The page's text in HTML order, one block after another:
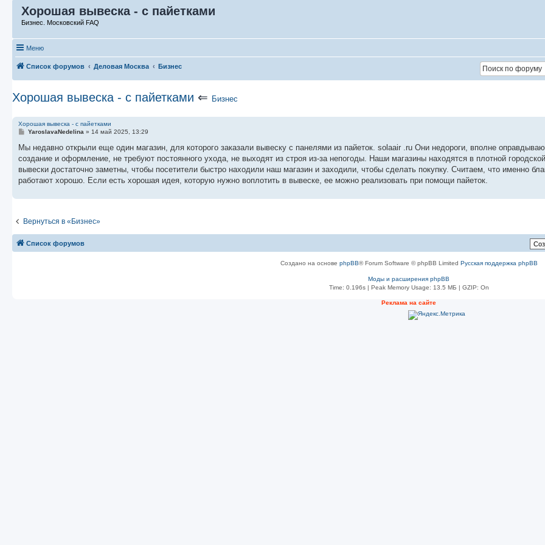
Хорошая вывеска - с пайетками
Бизнес. Московский FAQ
Меню
Список форумов Деловая Москва Бизнес
Хорошая вывеска - с пайетками ⇐ Бизнес
Хорошая вывеска - с пайетками
С
о
щ
е
и
YaroslavaNedelina » 14 май 2025, 13:29
Мы недавно открыли еще один магазин, для которого заказали вывеску с панелями из пайеток. solaair .ru Они недороги, вполне
создание и оформление, не требуют постоянного ухода, не выходят из строя из-за непогоды. Наши магазины находятся в плотной
вывески достаточно заметны, чтобы посетители быстро находили наш магазин и заходили, чтобы сделать покупку. Считаем, что именно
работают хорошо. Если есть хорошая идея, которую нужно воплотить в вывеске, ее можно реализовать при помощи пайеток.
Вернуться в «Бизнес»
Список форумов
Создано на основе phpBB® Forum Software © phpBB Limited Русская поддержка phpBB
Моды и расширения phpBB
Time: 0.196s| Peak Memory Usage: 13.5 МБ | GZIP: On
Реклама на сайте